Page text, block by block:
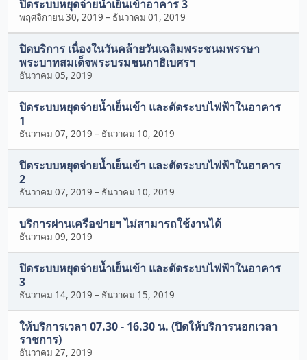
ปิดระบบหยุดจ่ายน้ำเย็นเข้าอาคาร 3
พฤศจิกายน 30, 2019 – ธันวาคม 01, 2019
ปิดบริการ เนื่องในวันคล้ายวันเฉลิมพระชนมพรรษา
พระบาทสมเด็จพระบรมชนกาธิเบศรฯ
ธันวาคม 05, 2019
ปิดระบบหยุดจ่ายน้ำเย็นเข้า และตัดระบบไฟฟ้าในอาคาร
1
ธันวาคม 07, 2019 – ธันวาคม 10, 2019
ปิดระบบหยุดจ่ายน้ำเย็นเข้า และตัดระบบไฟฟ้าในอาคาร
2
ธันวาคม 07, 2019 – ธันวาคม 10, 2019
บริการผ่านเครือข่ายฯ ไม่สามารถใช้งานได้
ธันวาคม 09, 2019
ปิดระบบหยุดจ่ายน้ำเย็นเข้า และตัดระบบไฟฟ้าในอาคาร
3
ธันวาคม 14, 2019 – ธันวาคม 15, 2019
ให้บริการเวลา 07.30 - 16.30 น. (ปิดให้บริการนอกเวลา
ราชการ)
ธันวาคม 27, 2019